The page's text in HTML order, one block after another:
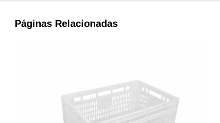
Páginas Relacionadas